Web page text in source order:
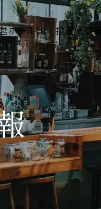
ホテルIR・投資家情報
報
拶
覧